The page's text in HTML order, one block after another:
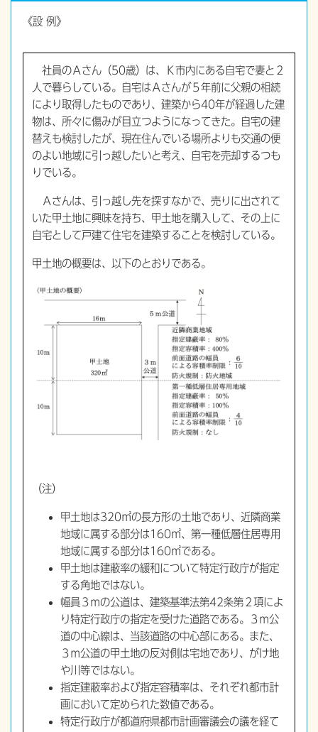
《設 例》
社員のＡさん（50歳）は、Ｋ市内にある自宅で妻と２
人で暮らしている。自宅はＡさんが５年前に父親の相続
により取得したものであり、建築から40年が経過した建
物は、所々に傷みが目立つようになってきた。自宅の建
替えも検討したが、現在住んでいる場所よりも交通の便
のよい地域に引っ越したいと考え、自宅を売却するつも
りでいる。
Ａさんは、引っ越し先を探すなかで、売りに出されて
いた甲土地に興味を持ち、甲土地を購入して、その上に
自宅として戸建て住宅を建築することを検討している。
甲土地の概要は、以下のとおりである。
（注）
甲土地は320㎡の長方形の土地であり、近隣商業
地域に属する部分は160㎡、第一種低層住居専用
地域に属する部分は160㎡である。
甲土地は建蔽率の緩和について特定行政庁が指定
する角地ではない。
幅員３ｍの公道は、建築基準法第42条第２項によ
り特定行政庁の指定を受けた道路である。３ｍ公
道の中心線は、当該道路の中心部にある。また、
３ｍ公道の甲土地の反対側は宅地であり、がけ地
や川等ではない。
指定建蔽率および指定容積率は、それぞれ都市計
画において定められた数値である。
特定行政庁が都道府県都市計画審議会の議を経て